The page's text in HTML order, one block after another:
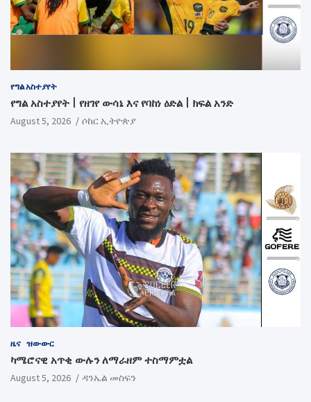
የግል አስተያየት
የግል አስተያየት | የዘገየ ውሳኔ እና የባከነ ዕድል | ክፍል አንድ
August 5, 2026 ሶከር ኢትዮጵያ
ዜና ዝውውር
ካሜሮናዊ አጥቂ ውሉን ለማራዘም ተስማምቷል
August 5, 2026 ዳንኤል መስፍን